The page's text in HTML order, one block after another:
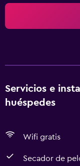
Servicios e
huéspedes
Wifi gratis
Secador de